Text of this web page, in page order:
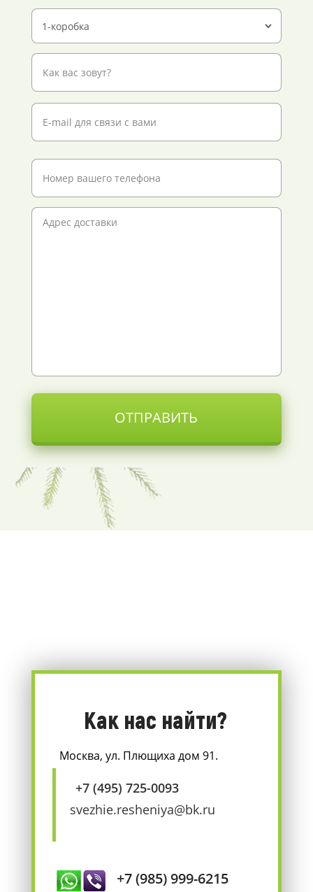
ОТПРАВИТЬ
Как нас найти?
Москва, ул. Плющиха дом 91.
+7 (495) 725-0093
svezhie.resheniya@bk.ru
+7 (985) 999-6215